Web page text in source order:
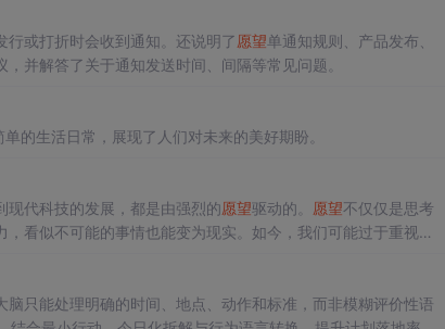
行或打折时会收到通知。还说明了愿望单通知规则、产品发布、
并解答了关于通知发送时间、间隔等常见问题。
的生活日常，展现了人们对未来的美好期盼。
现代科技的发展，都是由强烈的愿望驱动的。 愿望不仅仅是思考
，看似不可能的事情也能变为现实。如今，我们可能过于重视理
只能处理明确的时间、地点、动作和标准，而非模糊评价性语